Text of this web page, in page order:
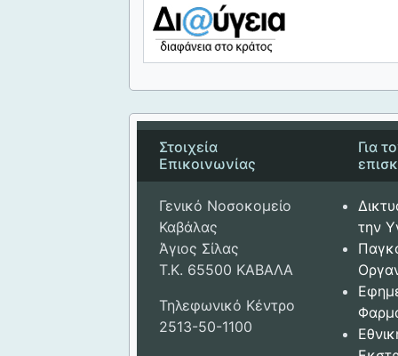
Στοιχεία
Επικοινωνίας
Γενικό Νοσοκομείο
Καβάλας
Άγιος Σίλας
Τ.Κ. 65500 ΚΑΒΑΛΑ
Τηλεφωνικό Κέντρο
2513-50-1100
Για
την